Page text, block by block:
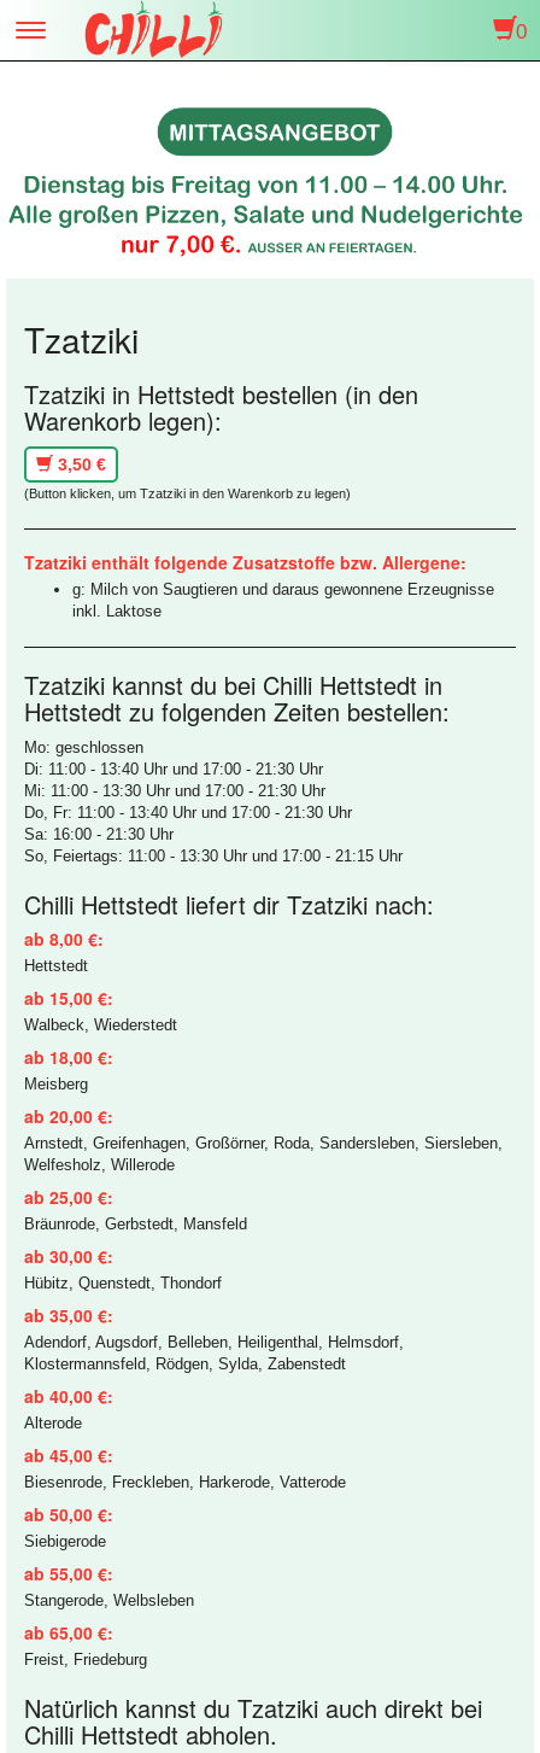
Toggle
navigation
0
Tzatziki
Tzatziki in Hettstedt bestellen (in den
Warenkorb legen):
3,50 €
(Button klicken, um Tzatziki in den Warenkorb zu legen)
Tzatziki enthält folgende Zusatzstoffe bzw. Allergene:
g: Milch von Saugtieren und daraus gewonnene Erzeugnisse
inkl. Laktose
Tzatziki kannst du bei Chilli Hettstedt in
Hettstedt zu folgenden Zeiten bestellen:
Mo: geschlossen
Di: 11:00 - 13:40 Uhr und 17:00 - 21:30 Uhr
Mi: 11:00 - 13:30 Uhr und 17:00 - 21:30 Uhr
Do, Fr: 11:00 - 13:40 Uhr und 17:00 - 21:30 Uhr
Sa: 16:00 - 21:30 Uhr
So, Feiertags: 11:00 - 13:30 Uhr und 17:00 - 21:15 Uhr
Chilli Hettstedt liefert dir Tzatziki nach:
ab 8,00 €:
Hettstedt
ab 15,00 €:
Walbeck, Wiederstedt
ab 18,00 €:
Meisberg
ab 20,00 €:
Arnstedt, Greifenhagen, Großörner, Roda, Sandersleben, Siersleben,
Welfesholz, Willerode
ab 25,00 €:
Bräunrode, Gerbstedt, Mansfeld
ab 30,00 €:
Hübitz, Quenstedt, Thondorf
ab 35,00 €:
Adendorf, Augsdorf, Belleben, Heiligenthal, Helmsdorf,
Klostermannsfeld, Rödgen, Sylda, Zabenstedt
ab 40,00 €:
Alterode
ab 45,00 €:
Biesenrode, Freckleben, Harkerode, Vatterode
ab 50,00 €:
Siebigerode
ab 55,00 €:
Stangerode, Welbsleben
ab 65,00 €:
Freist, Friedeburg
Natürlich kannst du Tzatziki auch direkt bei
Chilli Hettstedt abholen.